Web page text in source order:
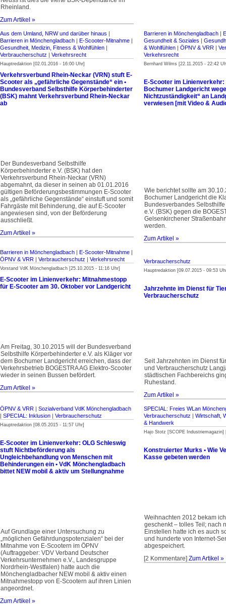
Rheinland.
Zum Artikel »
Aus dem Umland, NRW und darüber hinaus |
Barrieren in Mönchengladbach | E-Scooter-Mitnahme |
Gesundheit, Medizin, Fitness & Wohlfühlen |
Verbraucherschutz | Verkehrsrecht
Hauptredaktion [02.01.2016 - 16:00 Uhr]
Verkehrsverbund Rhein-Neckar (VRN) stuft E-
Scooter als „gefährliche Gegenstände“ ein •
Bundesverband Selbsthilfe Körperbehinderter
(BSK) mahnt Verkehrsverbund Rhein-Neckar
ab
Der Bundesverband Selbsthilfe
Körperbehinderter e.V. (BSK) hat den
Verkehrsverbund Rhein-Neckar (VRN)
abgemahnt, da dieser in seinen ab 01.01.2016
gültigen Beförderungsbestimmungen E-Scooter
als „gefährliche Gegenstände“ einstuft und somit
Fahrgäste mit Behinderung, die auf E-Scooter
angewiesen sind, von der Beförderung
ausschließt.
Zum Artikel »
Barrieren in Mönchengladbach |
Gesundheit & Soziales |
& Wohlfühlen | ÖPNV & VRR |
Verkehrsrecht
Bernhard Wilms [22.11.2015 - 22:42
E-Scooter im
Bochumer Landgericht
Nichtzuständigkeit“ an
verwiesen [mit Video &
Wie berichtet sollte am
Bochumer Landgericht die
Bundesverbandes
e.V. (BSK) gegen die
Gelsenkirchener
werden.
Zum Artikel »
Barrieren in Mönchengladbach | E-Scooter-Mitnahme |
ÖPNV & VRR | Verbraucherschutz | Verkehrsrecht
Vorstand VdK Mönchengladbach [25.10.2015 - 11:16 Uhr]
E-Scooter im Linienverkehr: Mitnahmestopp
für E-Scooter am 30. Oktober vor Landgericht
Am Freitag, 30.10.2015 will der Bundesverband
Selbsthilfe Körperbehinderter e.V. als Kläger vor
dem Bochumer Landgericht erreichen, dass der
Verkehrsbetrieb BOGESTRA AG Elektro-Scooter
wieder in seinen Bussen befördert.
Zum Artikel »
Verbraucherschutz
Hauptredaktion [09.07.2015 - 09:53
Jahrzehnte im Dienst für
Verbraucherschutz
Seit Jahrzehnten im Dienst
und Verbraucherschutz
städtischen Fachbereichs
Ruhestand.
Zum Artikel »
ÖPNV & VRR | Sozialverband VdK Mönchengladbach
| SPECIAL: Inklusion | Verbraucherschutz
Hauptredaktion [08.05.2015 - 11:57 Uhr]
E-Scooter im Linienverkehr: OLG Schleswig
stuft Nichtbeförderung als
Ungleichbehandlung von Menschen mit
Behinderungen ein • VdK Mönchengladbach
bittet NEW mobil & aktiv um Stellungnahme
Auf Grundlage einer Untersuchung zu
„möglichen Gefährdungspotenzialen“ bei der
Mitnahme von E-Scootern im ÖPNV
(Auftraggeber: VDV Verband Deutscher
Verkehrsunternehmen e.V., Landesgruppe
Nordrhein‐Westfalen) hatte auch die
Mönchengladbacher NEW mobil & aktiv einen
Mitnahmestopp von E-Scootern auf ihren Linien
angeordnet.
Zum Artikel »
SPECIAL: Freies WLan
Verbraucherschutz | Wirtschaft,
& Handwerk
Hajo Stotz [SCOPE
Konstruierter Murks • Wie
Kasse gebeten werden
Weihnachten 2012 bekam
geschenkt – tolles Teil; nach
Einstellen hatte ich es auch
und hunderte von Internet-
abgespeichert.
[2 Kommentare] Zum Artikel »